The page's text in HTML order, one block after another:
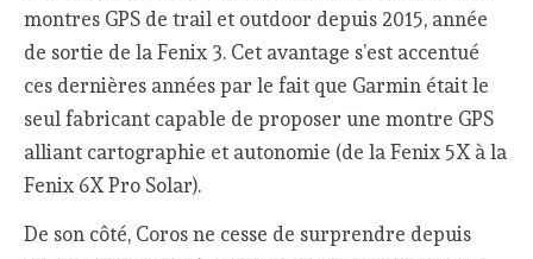
montres GPS de trail et outdoor depuis 2015, année
de sortie de la Fenix 3. Cet avantage s’est accentué
ces dernières années par le fait que Garmin était le
seul fabricant capable de proposer une montre GPS
alliant cartographie et autonomie (de la Fenix 5X à la
Fenix 6X Pro Solar).
De son côté, Coros ne cesse de surprendre depuis